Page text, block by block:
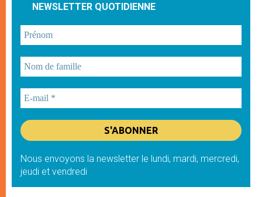
NEWSLETTER QUOTIDIENNE
Nous envoyons la newsletter le lundi, mardi, mercredi,
jeudi et vendredi